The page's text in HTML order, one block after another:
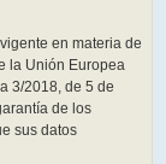
en materia de
la Unión Europea
3/2018, de 5 de
de los
sus datos